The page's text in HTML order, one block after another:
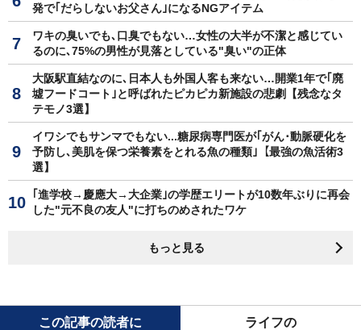
発で｢だらしないお父さん｣になるNGアイテム
ワキの臭いでも､口臭でもない…女性の大半が不潔と感じてい
るのに､75%の男性が見落としている"臭い"の正体
大阪駅直結なのに､日本人も外国人客も来ない…開業1年で｢廃
墟フードコート｣と呼ばれたピカピカ新施設の悲劇【残念なタ
テモノ3選】
イワシでもサンマでもない...糖尿病専門医が｢がん･動脈硬化を
予防し､美肌を保つ栄養素をとれる魚の種類｣【最強の魚活術3
選】
｢進学校→慶應大→大企業｣の学歴エリートが10数年ぶりに再会
した"元不良の友人"に打ちのめされたワケ
もっと見る
この記事の読者に
ライフの